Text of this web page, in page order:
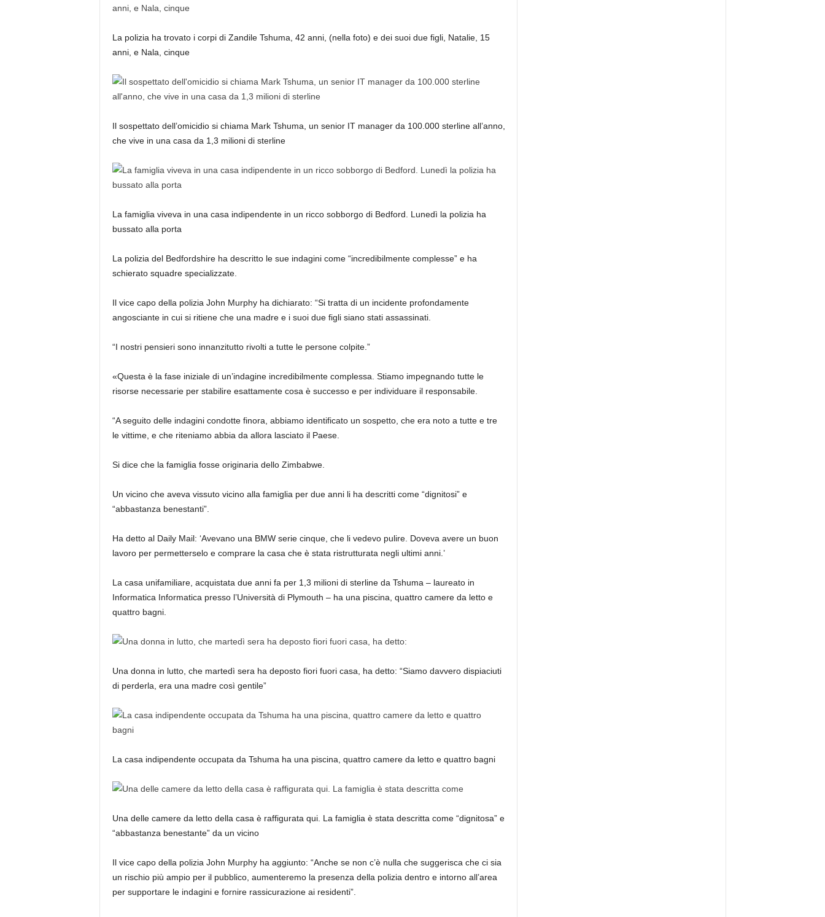
La polizia ha trovato i corpi di Zandile Tshuma, 42 anni, (nella foto) e dei suoi due figli, Natalie, 15
anni, e Nala, cinque
Il sospettato dell’omicidio si chiama Mark Tshuma, un senior IT manager da 100.000 sterline all’anno,
che vive in una casa da 1,3 milioni di sterline
La famiglia viveva in una casa indipendente in un ricco sobborgo di Bedford. Lunedì la polizia ha
bussato alla porta
La polizia del Bedfordshire ha descritto le sue indagini come “incredibilmente complesse” e ha
schierato squadre specializzate.
Il vice capo della polizia John Murphy ha dichiarato: “Si tratta di un incidente profondamente
angosciante in cui si ritiene che una madre e i suoi due figli siano stati assassinati.
“I nostri pensieri sono innanzitutto rivolti a tutte le persone colpite.”
«Questa è la fase iniziale di un’indagine incredibilmente complessa. Stiamo impegnando tutte le
risorse necessarie per stabilire esattamente cosa è successo e per individuare il responsabile.
“A seguito delle indagini condotte finora, abbiamo identificato un sospetto, che era noto a tutte e tre
le vittime, e che riteniamo abbia da allora lasciato il Paese.
Si dice che la famiglia fosse originaria dello Zimbabwe.
Un vicino che aveva vissuto vicino alla famiglia per due anni li ha descritti come “dignitosi” e
“abbastanza benestanti”.
Ha detto al Daily Mail: ‘Avevano una BMW serie cinque, che li vedevo pulire. Doveva avere un buon
lavoro per permetterselo e comprare la casa che è stata ristrutturata negli ultimi anni.’
La casa unifamiliare, acquistata due anni fa per 1,3 milioni di sterline da Tshuma – laureato in
Informatica Informatica presso l’Università di Plymouth – ha una piscina, quattro camere da letto e
quattro bagni.
Una donna in lutto, che martedì sera ha deposto fiori fuori casa, ha detto: “Siamo davvero dispiaciuti
di perderla, era una madre così gentile”
La casa indipendente occupata da Tshuma ha una piscina, quattro camere da letto e quattro bagni
Una delle camere da letto della casa è raffigurata qui. La famiglia è stata descritta come “dignitosa” e
“abbastanza benestante” da un vicino
Il vice capo della polizia John Murphy ha aggiunto: “Anche se non c’è nulla che suggerisca che ci sia
un rischio più ampio per il pubblico, aumenteremo la presenza della polizia dentro e intorno all’area
per supportare le indagini e fornire rassicurazione ai residenti”.